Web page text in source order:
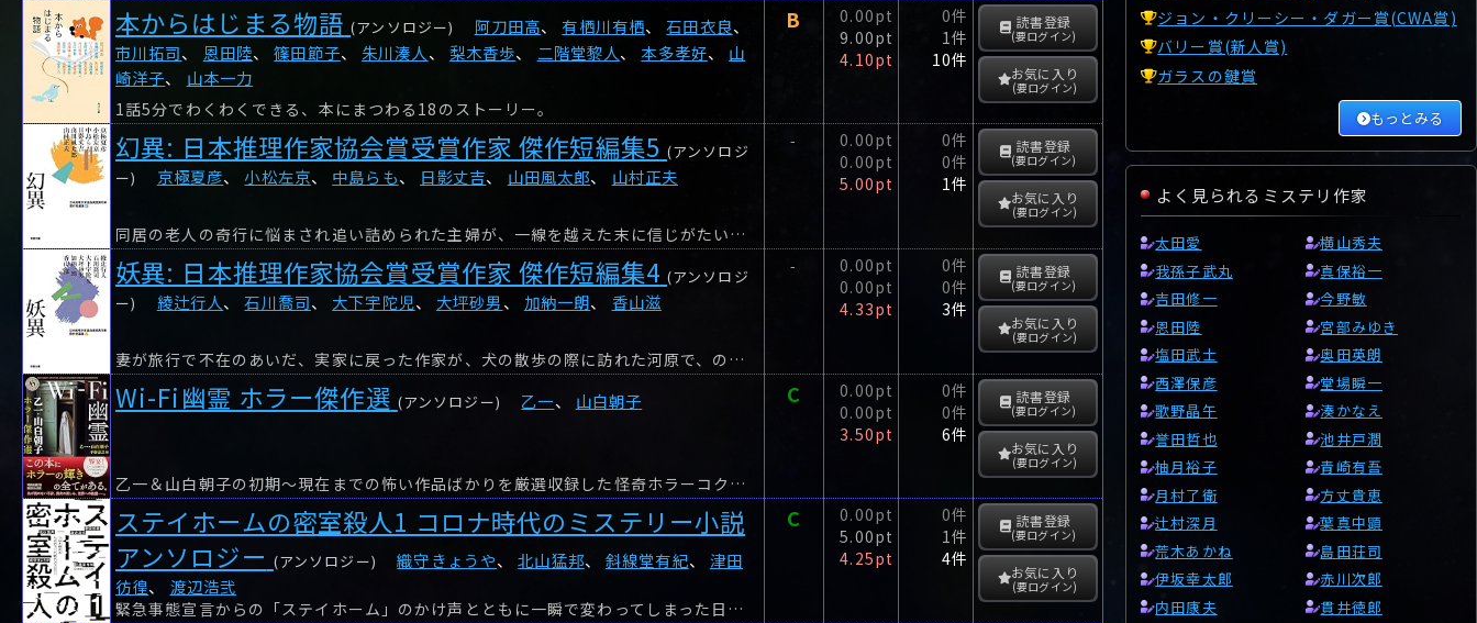
本からはじまる物語 (アンソロジー) 阿刀田高、有栖川有栖、石田衣良、
市川拓司、 恩田陸、篠田節子、 朱川湊人、 梨木香歩、 二階堂黎人、 本多孝好、 山
崎洋子、 山本一力
1話5分でわくわくできる、本にまつわる18のストーリー。
B
0.00pt
9.00pt
4.10pt
0件
1件
10件
読書登録
(要ログイン)
お気に入り
(要ログイン)
幻異: 日本推理作家協会賞受賞作家 傑作短編集5 (アンソロジ
ー)
京極夏彦、小松左京、 中島らも、 日影丈吉、 山田風太郎、 山村正夫
同居の老人の奇行に悩まされ追い詰められた主婦が、一線を越えた末に信じがたい事実を知ることになる(「厭な老人」)。
-
0.00pt
0.00pt
5.00pt
0件
0件
1件
読書登録
(要ログイン)
お気に入り
(要ログイン)
妖異: 日本推理作家協会賞受賞作家 傑作短編集4 (アンソロジ
ー)
綾辻行人、石川喬司、 大下宇陀児、 大坪砂男、 加納一朗、 香山滋
妻が旅行で不在のあいだ、実家に戻った作家が、犬の散歩の際に訪れた河原で、のっぺらぼうの奇妙な人形を拾う(「人形」)。
-
0.00pt
0.00pt
4.33pt
0件
0件
3件
読書登録
(要ログイン)
お気に入り
(要ログイン)
Wi-Fi幽霊 ホラー傑作選 (アンソロジー) 乙一、 山白朝子
乙一＆山白朝子の初期〜現在までの怖い作品ばかりを厳選収録した怪奇ホラーコクション企画。
C
0.00pt
0.00pt
3.50pt
0件
0件
6件
読書登録
(要ログイン)
お気に入り
(要ログイン)
ステイホームの密室殺人1 コロナ時代のミステリー小説
アンソロジー (アンソロジー) 織守きょうや、北山猛邦、斜線堂有紀、 津田
彷徨、 渡辺浩弐
緊急事態宣言からの「ステイホーム」のかけ声とともに一瞬で変わってしまった日常を舞台に、ミステリー界の珠玉の才能たちが競演する「ステイホームの密室殺人」!織守きょうや「夜明けが遠す...
C
0.00pt
5.00pt
4.25pt
0件
1件
4件
読書登録
(要ログイン)
お気に入り
(要ログイン)
ジョン・クリーシー・ダガー賞(CWA賞)
バリー賞(新人賞)
ガラスの鍵賞
もっとみる
よく見られるミステリ作家
太田愛
横山秀夫
我孫子武丸
真保裕一
吉田修一
今野敏
恩田陸
宮部みゆき
塩田武士
奥田英朗
西澤保彦
堂場瞬一
歌野晶午
湊かなえ
誉田哲也
池井戸潤
柚月裕子
青崎有吾
月村了衛
方丈貴恵
辻村深月
葉真中顕
荒木あかね
島田荘司
伊坂幸太郎
赤川次郎
内田康夫
貫井徳郎